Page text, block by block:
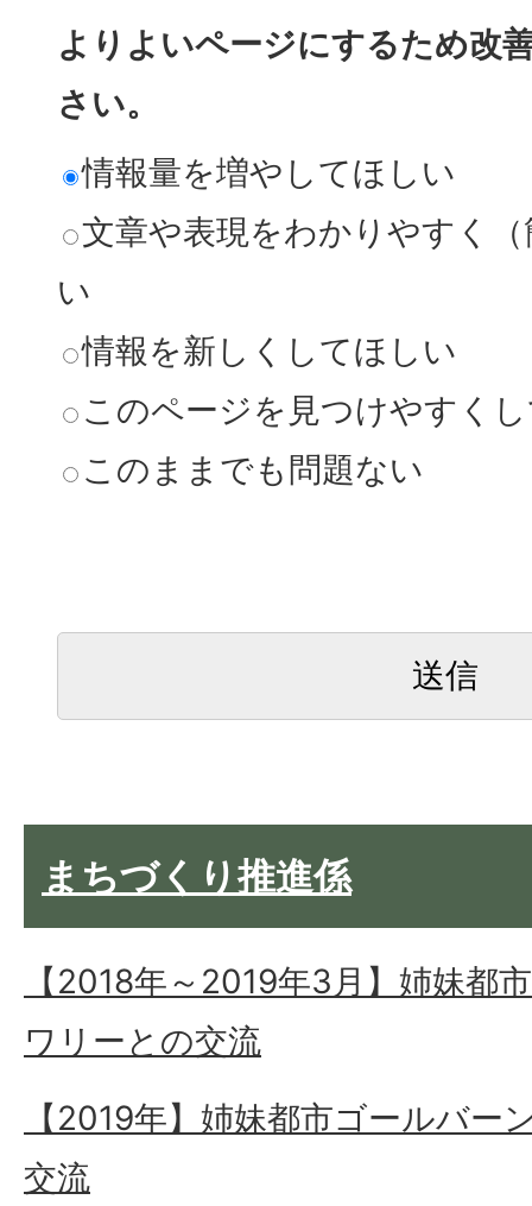
よりよいページにするため改
さい。
情報量を増やしてほしい
文章や表現をわかりやすく
い
情報を新しくしてほしい
このページを見つけやすく
このままでも問題ない
まちづくり推進係
【2018年～2019年3月】姉妹都
ワリーとの交流
【2019年】姉妹都市ゴールバー
交流